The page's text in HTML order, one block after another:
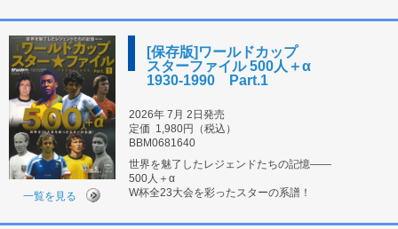
[保存版]ワールドカップ
スターファイル 500人＋α
1930-1990 Part.1
2026年 7月 2日発売
定価 1,980円（税込）
BBM0681640
世界を魅了したレジェンドたちの記憶――
500人＋α
W杯全23大会を彩ったスターの系譜！
一覧を見る